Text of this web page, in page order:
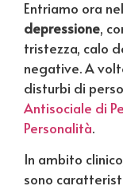
Entriamo ora
depressione,
tristezza, calo
negative. A
disturbi di
Antisociale di
Personalità.
In ambito
sono